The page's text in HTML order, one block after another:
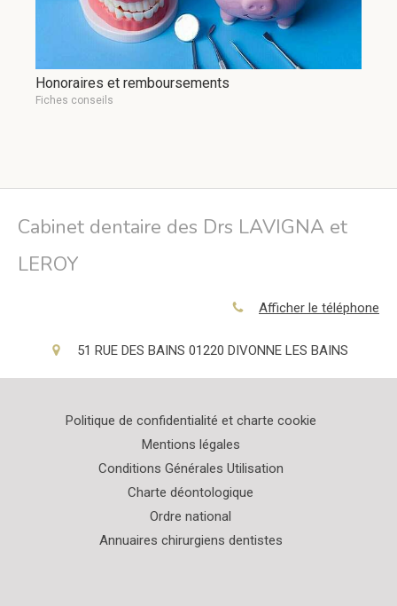
Honoraires et remboursements
Fiches conseils
Cabinet dentaire des Drs LAVIGNA et
LEROY
Afficher le téléphone
51 RUE DES BAINS 01220 DIVONNE LES BAINS
Politique de confidentialité et charte cookie
Mentions légales
Conditions Générales Utilisation
Charte déontologique
Ordre national
Annuaires chirurgiens dentistes